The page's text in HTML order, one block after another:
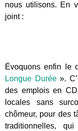
nous utilisons. En
joint :
Évoquons enfin le
Longue Durée».
des emplois en
locales sans
chômeur, pour des
traditionnelles,